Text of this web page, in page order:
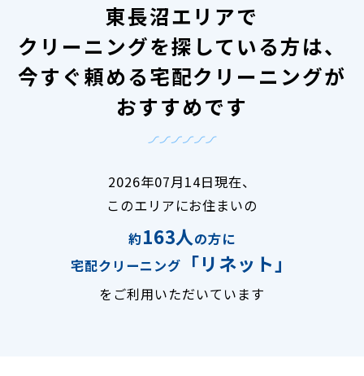
東長沼エリアで
クリーニングを探している方は、
今すぐ頼める宅配クリーニングが
おすすめです
2026年07月14日現在、
このエリアにお住まいの
約163人の方に
宅配クリーニング
「リネット」
をご利用いただいています